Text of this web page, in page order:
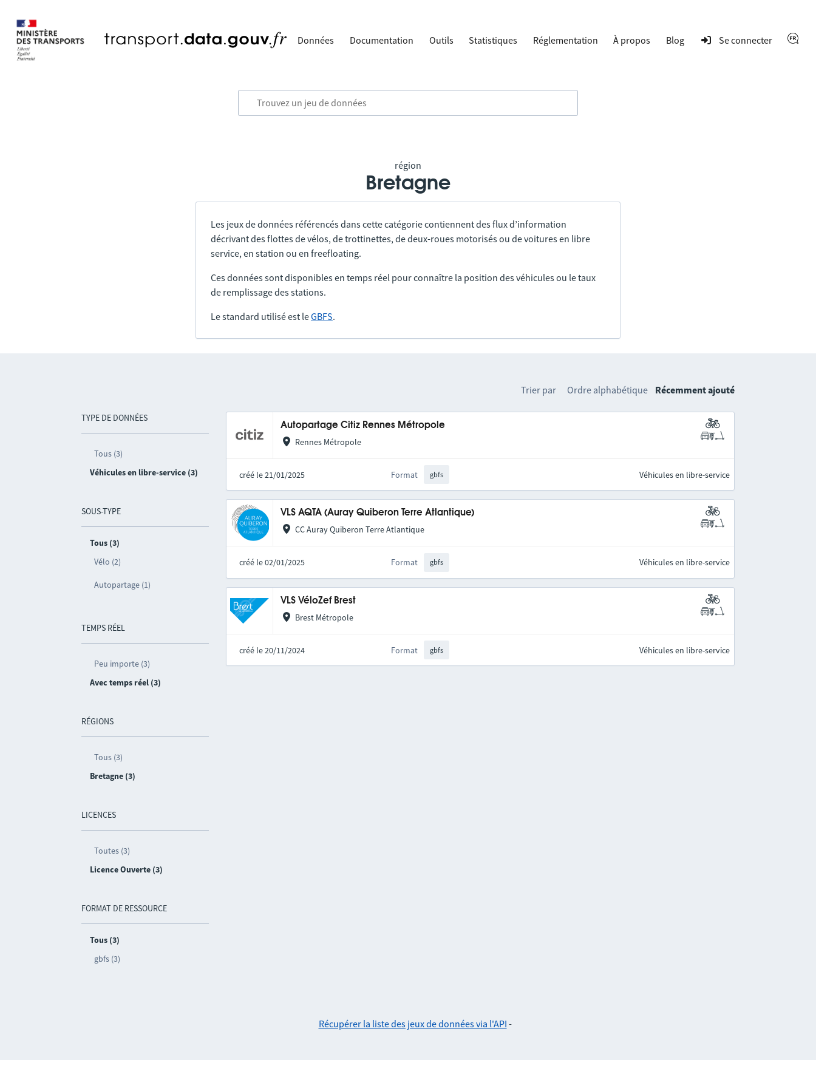
Données Documentation Outils Statistiques Réglementation À propos Blog Se connecter
région
Bretagne
Les jeux de données référencés dans cette catégorie contiennent des flux d’information
décrivant des flottes de vélos, de trottinettes, de deux-roues motorisés ou de voitures en libre
service, en station ou en freefloating.
Ces données sont disponibles en temps réel pour connaître la position des véhicules ou le taux
de remplissage des stations.
Le standard utilisé est leGBFS.
TYPE DE DONNÉES
Tous (3)
Véhicules en libre-service (3)
SOUS-TYPE
Tous (3)
Vélo (2)
Autopartage (1)
TEMPS RÉEL
Peu importe (3)
Avec temps réel (3)
RÉGIONS
Tous (3)
Bretagne (3)
LICENCES
Toutes (3)
Licence Ouverte (3)
FORMAT DE RESSOURCE
Tous (3)
gbfs (3)
Trier par Ordre alphabétique Récemment ajouté
Autopartage Citiz Rennes Métropole
Rennes Métropole
créé le 21/01/2025 Format gbfs Véhicules en libre-service
VLS AQTA (Auray Quiberon Terre Atlantique)
CC Auray Quiberon Terre Atlantique
créé le 02/01/2025 Format gbfs Véhicules en libre-service
VLS VéloZef Brest
Brest Métropole
créé le 20/11/2024 Format gbfs Véhicules en libre-service
Récupérer la liste des jeux de données via l'API -